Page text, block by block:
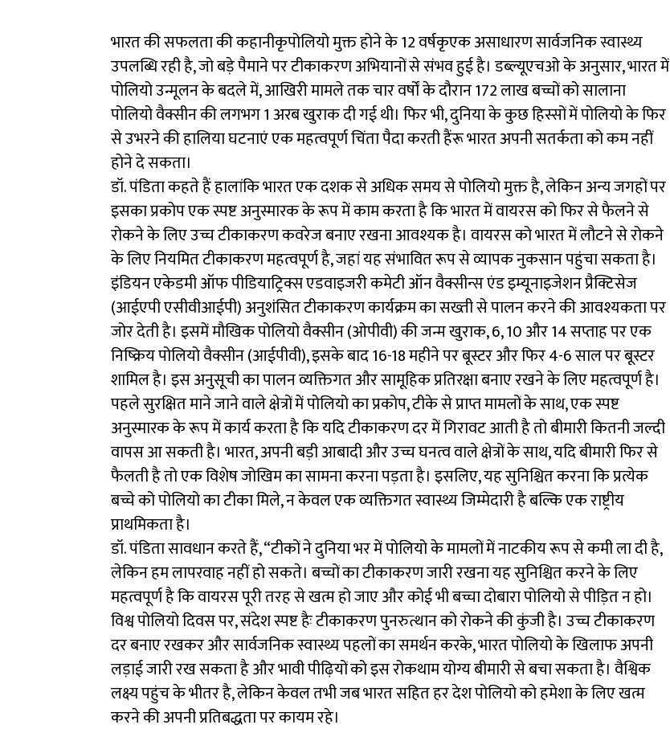
भारत की सफलता की कहानीकृपोलियो मुक्त होने के 12 वर्षकृएक असाधारण सार्वजनिक स्वास्थ्य
उपलब्धि रही है, जो बड़े पैमाने पर टीकाकरण अभियानों से संभव हुई है। डब्ल्यूएचओ के अनुसार, भारत में
पोलियो उन्मूलन के बदले में, आखिरी मामले तक चार वर्षों के दौरान 172 लाख बच्चों को सालाना
पोलियो वैक्सीन की लगभग 1 अरब खुराक दी गई थी। फिर भी, दुनिया के कुछ हिस्सों में पोलियो के फिर
से उभरने की हालिया घटनाएं एक महत्वपूर्ण चिंता पैदा करती हैंरू भारत अपनी सतर्कता को कम नहीं
होने दे सकता।
डॉ. पंडिता कहते हैं हालांकि भारत एक दशक से अधिक समय से पोलियो मुक्त है, लेकिन अन्य जगहों पर
इसका प्रकोप एक स्पष्ट अनुस्मारक के रूप में काम करता है कि भारत में वायरस को फिर से फैलने से
रोकने के लिए उच्च टीकाकरण कवरेज बनाए रखना आवश्यक है। वायरस को भारत में लौटने से रोकने
के लिए नियमित टीकाकरण महत्वपूर्ण है, जहां यह संभावित रूप से व्यापक नुकसान पहुंचा सकता है।
इंडियन एकेडमी ऑफ पीडियाट्रिक्स एडवाइजरी कमेटी ऑन वैक्सीन्स एंड इम्यूनाइजेशन प्रैक्टिसेज
(आईएपी एसीवीआईपी) अनुशंसित टीकाकरण कार्यक्रम का सख्ती से पालन करने की आवश्यकता पर
जोर देती है। इसमें मौखिक पोलियो वैक्सीन (ओपीवी) की जन्म खुराक, 6, 10 और 14 सप्ताह पर एक
निष्क्रिय पोलियो वैक्सीन (आईपीवी), इसके बाद 16-18 महीने पर बूस्टर और फिर 4-6 साल पर बूस्टर
शामिल है। इस अनुसूची का पालन व्यक्तिगत और सामूहिक प्रतिरक्षा बनाए रखने के लिए महत्वपूर्ण है।
पहले सुरक्षित माने जाने वाले क्षेत्रों में पोलियो का प्रकोप, टीके से प्राप्त मामलों के साथ, एक स्पष्ट
अनुस्मारक के रूप में कार्य करता है कि यदि टीकाकरण दर में गिरावट आती है तो बीमारी कितनी जल्दी
वापस आ सकती है। भारत, अपनी बड़ी आबादी और उच्च घनत्व वाले क्षेत्रों के साथ, यदि बीमारी फिर से
फैलती है तो एक विशेष जोखिम का सामना करना पड़ता है। इसलिए, यह सुनिश्चित करना कि प्रत्येक
बच्चे को पोलियो का टीका मिले, न केवल एक व्यक्तिगत स्वास्थ्य जिम्मेदारी है बल्कि एक राष्ट्रीय
प्राथमिकता है।
डॉ. पंडिता सावधान करते हैं, “टीकों ने दुनिया भर में पोलियो के मामलों में नाटकीय रूप से कमी ला दी है,
लेकिन हम लापरवाह नहीं हो सकते। बच्चों का टीकाकरण जारी रखना यह सुनिश्चित करने के लिए
महत्वपूर्ण है कि वायरस पूरी तरह से खत्म हो जाए और कोई भी बच्चा दोबारा पोलियो से पीड़ित न हो।
विश्व पोलियो दिवस पर, संदेश स्पष्ट हैः टीकाकरण पुनरुत्थान को रोकने की कुंजी है। उच्च टीकाकरण
दर बनाए रखकर और सार्वजनिक स्वास्थ्य पहलों का समर्थन करके, भारत पोलियो के खिलाफ अपनी
लड़ाई जारी रख सकता है और भावी पीढ़ियों को इस रोकथाम योग्य बीमारी से बचा सकता है। वैश्विक
लक्ष्य पहुंच के भीतर है, लेकिन केवल तभी जब भारत सहित हर देश पोलियो को हमेशा के लिए खत्म
करने की अपनी प्रतिबद्धता पर कायम रहे।